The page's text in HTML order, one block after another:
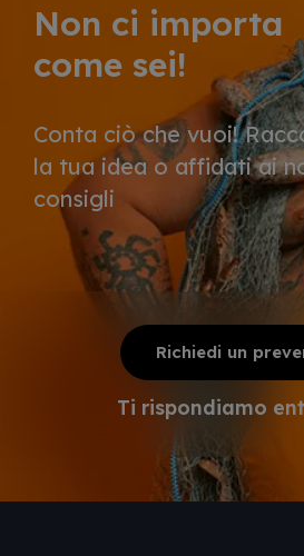
Non ci importa
come sei!
Conta ciò che vuoi!
la tua idea o affidati ai
consigli
Richiedi un
Ti rispondiamo